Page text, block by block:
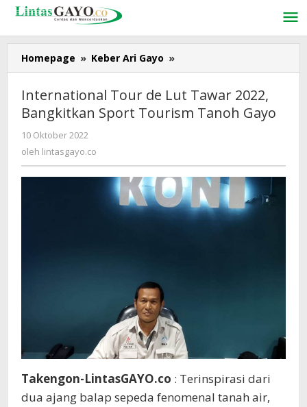
Lewati
konten
Homepage » Keber Ari Gayo »
Tour
Lut
Tawar
Tanoh
Gayo
International Tour de Lut Tawar 2022,
Bangkitkan Sport Tourism Tanoh Gayo
10 Oktober 2022
lintasgayo.co
oleh lintasgayo.co
Takengon-LintasGAYO.co : Terinspirasi dari
dua ajang balap sepeda fenomenal tanah air,